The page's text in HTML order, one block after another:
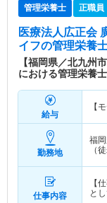
管理栄養士 正職員
医療法人広正会
イフの管理栄養
【福岡県／北九州
における管理栄養
給与
【
勤務地
福
（
仕事内容
【
と